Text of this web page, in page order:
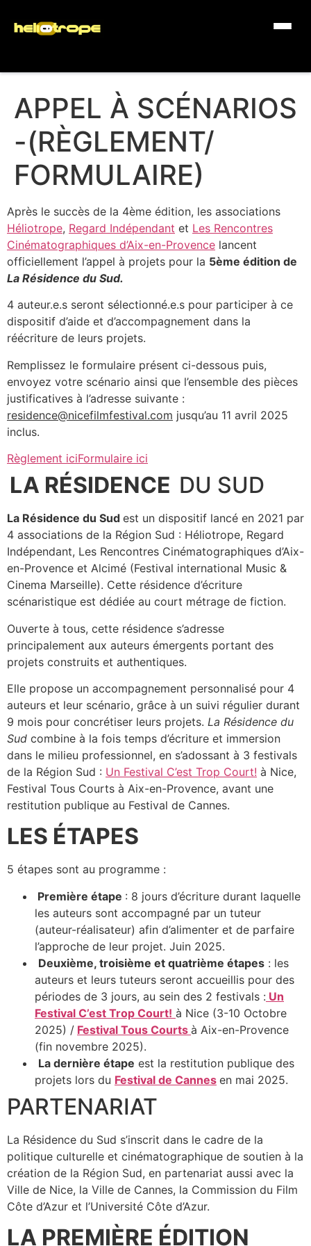
APPEL À SCÉNARIOS
-(RÈGLEMENT/
FORMULAIRE)
Après le succès de la 4ème édition, les associations
Héliotrope, Regard Indépendant et Les Rencontres
Cinématographiques d’Aix-en-Provence lancent
officiellement l’appel à projets pour la 5ème édition de
La Résidence du Sud.
4 auteur.e.s seront sélectionné.e.s pour participer à ce
dispositif d’aide et d’accompagnement dans la
réécriture de leurs projets.
Remplissez le formulaire présent ci-dessous puis,
envoyez votre scénario ainsi que l’ensemble des pièces
justificatives à l’adresse suivante :
residence@nicefilmfestival.com jusqu’au 11 avril 2025
inclus.
Règlement iciFormulaire ici
LA RÉSIDENCE DU SUD
La Résidence du Sud est un dispositif lancé en 2021 par
4 associations de la Région Sud : Héliotrope, Regard
Indépendant, Les Rencontres Cinématographiques d’Aix-
en-Provence et Alcimé (Festival international Music &
Cinema Marseille). Cette résidence d’écriture
scénaristique est dédiée au court métrage de fiction.
Ouverte à tous, cette résidence s’adresse
principalement aux auteurs émergents portant des
projets construits et authentiques.
Elle propose un accompagnement personnalisé pour 4
auteurs et leur scénario, grâce à un suivi régulier durant
9 mois pour concrétiser leurs projets. La Résidence du
Sud combine à la fois temps d’écriture et immersion
dans le milieu professionnel, en s’adossant à 3 festivals
de la Région Sud : Un Festival C’est Trop Court! à Nice,
Festival Tous Courts à Aix-en-Provence, avant une
restitution publique au Festival de Cannes.
LES ÉTAPES
5 étapes sont au programme :
Première étape : 8 jours d’écriture durant laquelle
les auteurs sont accompagné par un tuteur
(auteur-réalisateur) afin d’alimenter et de parfaire
l’approche de leur projet. Juin 2025.
Deuxième, troisième et quatrième étapes : les
auteurs et leurs tuteurs seront accueillis pour des
périodes de 3 jours, au sein des 2 festivals : Un
Festival C’est Trop Court! à Nice (3-10 Octobre
2025) / Festival Tous Courts à Aix-en-Provence
(fin novembre 2025).
La dernière étape est la restitution publique des
projets lors du Festival de Cannes en mai 2025.
PARTENARIAT
La Résidence du Sud s’inscrit dans le cadre de la
politique culturelle et cinématographique de soutien à la
création de la Région Sud, en partenariat aussi avec la
Ville de Nice, la Ville de Cannes, la Commission du Film
Côte d’Azur et l’Université Côte d’Azur.
LA PREMIÈRE ÉDITION